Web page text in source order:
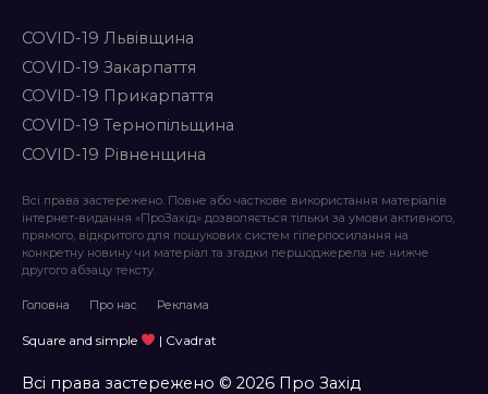
COVID-19 Львівщина
COVID-19 Закарпаття
COVID-19 Прикарпаття
COVID-19 Тернопільщина
COVID-19 Рівненщина
Всі права застережено. Повне або часткове використання матеріалів
інтернет-видання «ПроЗахід» дозволяється тільки за умови активного,
прямого, відкритого для пошукових систем гіперпосилання на
конкретну новину чи матеріал та згадки першоджерела не нижче
другого абзацу тексту.
Головна Про нас Реклама
Square and simple | Cvadrat
Всі права застережено © 2026 Про Захід